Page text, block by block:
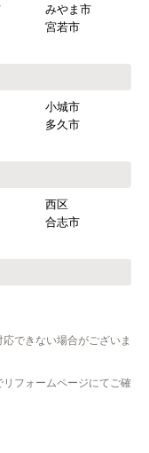
ルから）
か？】
らなかった。
みやま市
宮若市
小城市
多久市
西区
合志市
できない場合がございま
フォームページにてご確